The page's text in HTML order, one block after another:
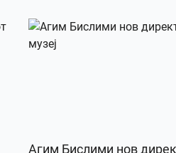
Агим Бислими нов